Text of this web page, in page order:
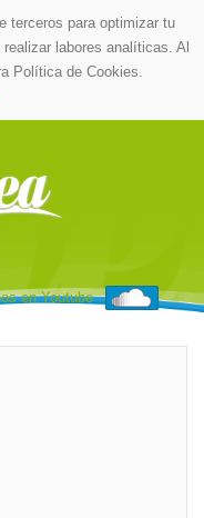
terceros para optimizar tu
labores analíticas. Al
Política de Cookies.